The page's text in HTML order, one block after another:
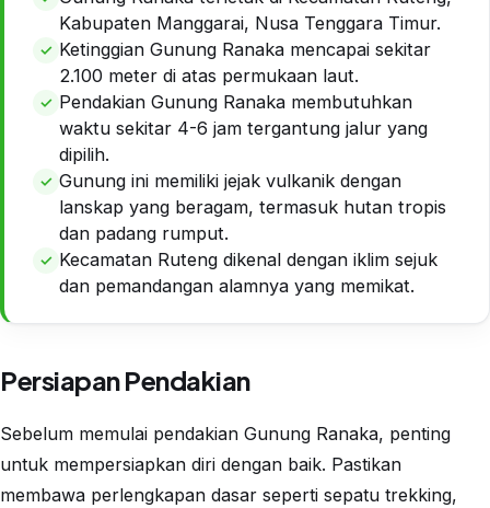
Kabupaten Manggarai, Nusa Tenggara Timur.
Ketinggian Gunung Ranaka mencapai sekitar
2.100 meter di atas permukaan laut.
Pendakian Gunung Ranaka membutuhkan
waktu sekitar 4-6 jam tergantung jalur yang
dipilih.
Gunung ini memiliki jejak vulkanik dengan
lanskap yang beragam, termasuk hutan tropis
dan padang rumput.
Kecamatan Ruteng dikenal dengan iklim sejuk
dan pemandangan alamnya yang memikat.
Persiapan Pendakian
Sebelum memulai pendakian Gunung Ranaka, penting
untuk mempersiapkan diri dengan baik. Pastikan
membawa perlengkapan dasar seperti sepatu trekking,